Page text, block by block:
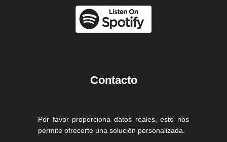
Contacto
Por favor proporciona datos reales, esto nos
permite ofrecerte una solución personalizada.